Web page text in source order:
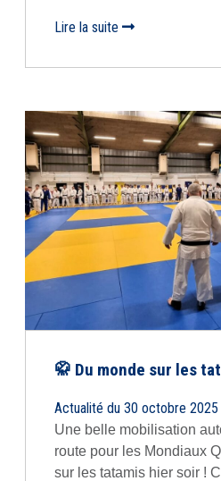
Lire la suite
🥋 Du monde sur les
Actualité du 30 octobre 2025
Une belle mobilisation
route pour les Mondiaux
sur les tatamis hier soir !